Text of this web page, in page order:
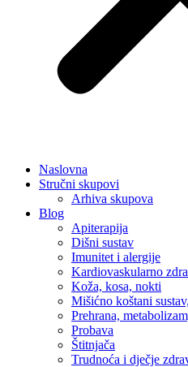
Naslovna
Stručni skupovi
Arhiva skupova
Blog
Apiterapija
Dišni sustav
Imunitet i alergije
Kardiovaskularno
Koža, kosa, nokti
Mišićno koštani
Prehrana,
Probava
Štitnjača
Trudnoća i dječje